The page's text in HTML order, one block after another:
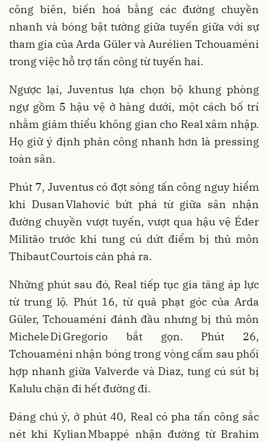
công biên, biến hoá bằng các đường chuyền
nhanh và bóng bật tường giữa tuyến giữa với sự
tham gia của Arda Güler và Aurélien Tchouaméni
trong việc hỗ trợ tấn công từ tuyến hai.
Ngược lại, Juventus lựa chọn bộ khung phòng
ngự gồm 5 hậu vệ ở hàng dưới, một cách bố trí
nhằm giảm thiểu không gian cho Real xâm nhập.
Họ giữ ý định phản công nhanh hơn là pressing
toàn sân.
Phút 7, Juventus có đợt sóng tấn công nguy hiểm
khi Dusan Vlahović bứt phá từ giữa sân nhận
đường chuyền vượt tuyến, vượt qua hậu vệ Éder
Militão trước khi tung cú dứt điểm bị thủ môn
Thibaut Courtois cản phá ra.
Những phút sau đó, Real tiếp tục gia tăng áp lực
từ trung lộ. Phút 16, từ quả phạt góc của Arda
Güler, Tchouaméni đánh đầu nhưng bị thủ môn
Michele Di Gregorio bắt gọn. Phút 26,
Tchouaméni nhận bóng trong vòng cấm sau phối
hợp nhanh giữa Valverde và Diaz, tung cú sút bị
Kalulu chặn đi hết đường đi.
Đáng chú ý, ở phút 40, Real có pha tấn công sắc
nét khi Kylian Mbappé nhận đường từ Brahim